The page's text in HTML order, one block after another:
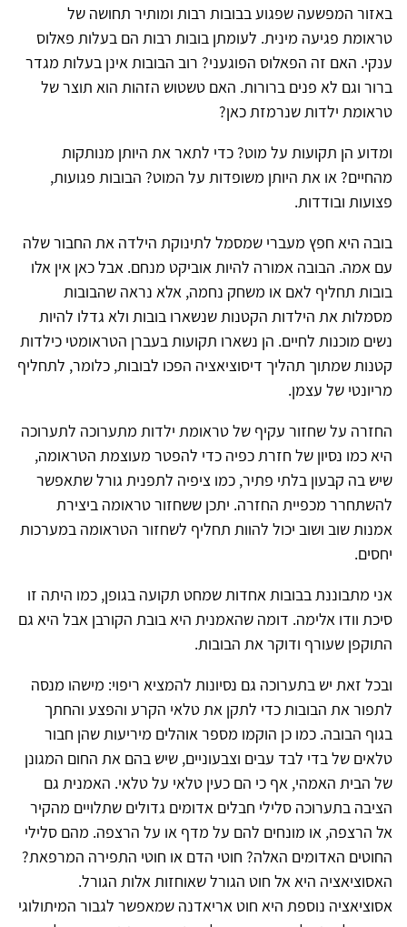
באזור המפשעה שפגוע בבובות רבות ומותיר תחושה של
טראומת פגיעה מינית. לעומתן בובות רבות הם בעלות פאלוס
ענקי. האם זה הפאלוס הפוגעני? רוב הבובות אינן בעלות מגדר
ברור וגם לא פנים ברורות. האם טשטוש הזהות הוא תוצר של
טראומת ילדות שנרמזת כאן?
ומדוע הן תקועות על מוט? כדי לתאר את היותן מנותקות
מהחיים? או את היותן משופדות על המוט? הבובות פגועות,
פצועות ובודדות.
בובה היא חפץ מעברי שמסמל לתינוקת הילדה את החבור שלה
עם אמה. הבובה אמורה להיות אוביקט מנחם. אבל כאן אין אלו
בובות תחליף לאם או משחק נחמה, אלא נראה שהבובות
מסמלות את הילדות הקטנות שנשארו בובות ולא גדלו להיות
נשים מוכנות לחיים. הן נשארו תקועות בעברן הטראומטי כילדות
קטנות שמתוך תהליך דיסוציאציה הפכו לבובות, כלומר, לתחליף
מריונטי של עצמן.
החזרה על שחזור עקיף של טראומת ילדות מתערוכה לתערוכה
היא כמו נסיון של חזרת כפיה כדי להפטר מעוצמת הטראומה,
שיש בה קבעון בלתי פתיר, כמו ציפיה לתפנית גורל שתאפשר
להשתחרר מכפיית החזרה. יתכן ששחזור טראומה ביצירת
אמנות שוב ושוב יכול להוות תחליף לשחזור הטראומה במערכות
יחסים.
אני מתבוננת בבובות אחדות שמחט תקועה בגופן, כמו היתה זו
סיכת וודו אלימה. דומה שהאמנית היא בובת הקורבן אבל היא גם
התוקפן שעורף ודוקר את הבובות.
ובכל זאת יש בתערוכה גם נסיונות להמציא ריפוי: מישהו מנסה
לתפור את הבובות כדי לתקן את טלאי הקרע והפצע והחתך
בגוף הבובה. כמו כן הוקמו מספר אוהלים מיריעות שהן חבור
טלאים של בדי לבד עבים וצבעוניים, שיש בהם את החום המגונן
של הבית האמהי, אף כי הם כעין טלאי על טלאי. האמנית גם
הציבה בתערוכה סלילי חבלים אדומים גדולים שתלויים מהקיר
אל הרצפה, או מונחים להם על מדף או על הרצפה. מהם סלילי
החוטים האדומים האלה? חוטי הדם או חוטי התפירה המרפאת?
האסוציאציה היא אל חוט הגורל שאוחזות אלות הגורל.
אסוציאציה נוספת היא חוט אריאדנה שמאפשר לגבור המיתולוגי